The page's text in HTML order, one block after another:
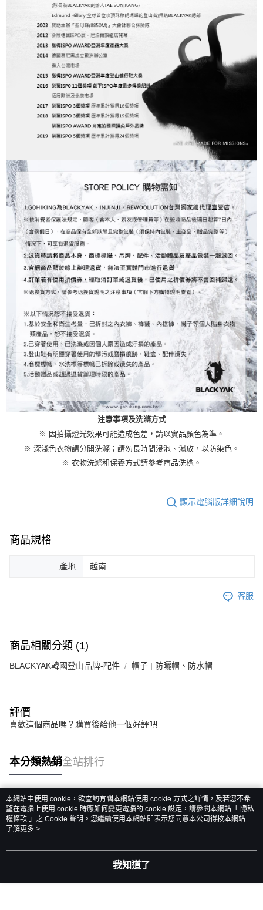
注意事項及洗滌方式
※ 因拍攝燈光效果可能造成色差，請以實品顏色為準。
※ 深淺色衣物請分開洗滌；請勿長時間浸泡、濕放，以防染色。
※ 衣物洗滌和保養方式請參考商品洗標。
顯示電腦版詳細說明
商品規格
產地 越南
客服
商品相關分類 (1)
BLACKYAK韓國登山品牌-配件 帽子 | 防曬帽、防水帽
評價
喜歡這個商品嗎？購買後給他一個好評吧
本分類熱銷全站排行
熱門標籤
本網站中使用 cookie，欲查詢有關本網站使用 cookie 方式之詳情，及若您不希
望在電腦上使用 cookie 時應如何變更電腦的 cookie 設定，請參閱本網站「 隱私
權條款 」之 Cookie 聲明。您繼續使用本網站即表示您同意本公司得按本網站使
用條款之 Cookie 聲明使用 cookie。
了解更多 >
我知道了